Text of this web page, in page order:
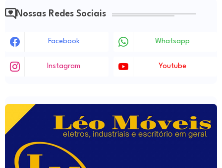
Nossas Redes Sociais
Facebook Whatsapp
Instagram Youtube